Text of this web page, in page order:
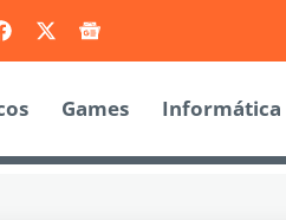
Games Informática